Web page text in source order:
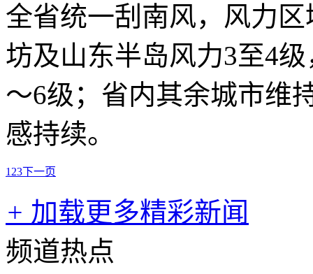
全省统一刮南风，风力
坊及山东半岛风力3至4
～6级；省内其余城市维
感持续。
1 23下一页
+ 加载更多精彩新闻
频道热点